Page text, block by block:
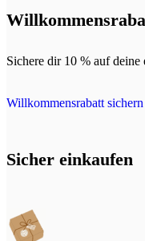
Sichere dir 10 % auf deine
Willkommensrabatt sichern
Sicher einkaufen